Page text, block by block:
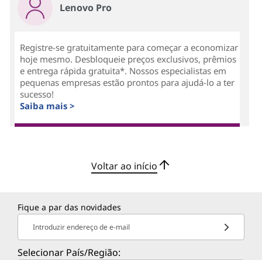
Lenovo Pro
Registre-se gratuitamente para começar a economizar
hoje mesmo. Desbloqueie preços exclusivos, prêmios
e entrega rápida gratuita*. Nossos especialistas em
pequenas empresas estão prontos para ajudá-lo a ter
sucesso!
Saiba mais >
Voltar ao início
Fique a par das novidades
Introduzir endereço de e-mail
Selecionar País/Região: